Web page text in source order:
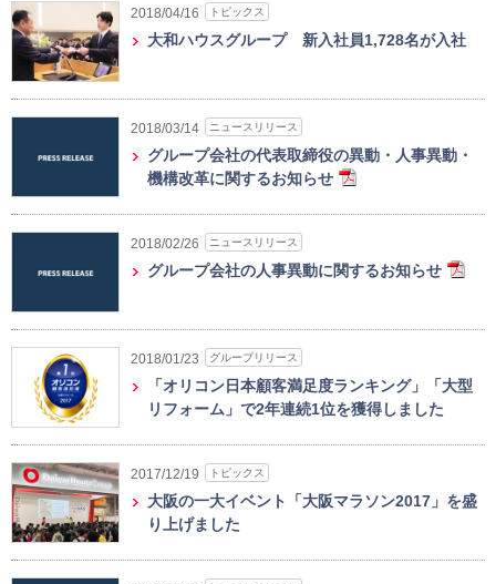
2018/04/16 トピックス
大和ハウスグループ 新入社員1,728名が入社
2018/03/14 ニュースリリース
グループ会社の代表取締役の異動・人事異動・
機構改革に関するお知らせ
2018/02/26 ニュースリリース
グループ会社の人事異動に関するお知らせ
2018/01/23 グループリリース
「オリコン日本顧客満足度ランキング」「大型
リフォーム」で2年連続1位を獲得しました
2017/12/19 トピックス
大阪の一大イベント「大阪マラソン2017」を盛
り上げました